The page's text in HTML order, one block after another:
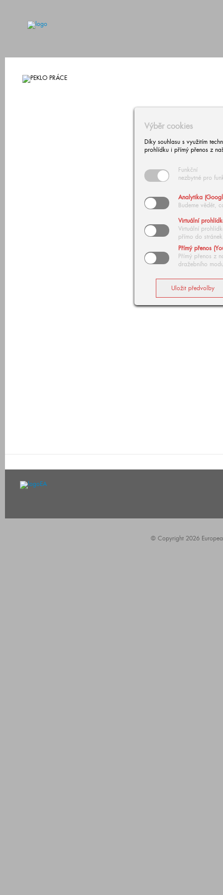
Výběr cookies
Díky souhlasu s využitím
prohlídku i přímý přenos z
Funkční
nezbytné pro
Analytika
Budeme vědět,
Virtuální
Virtuální
přímo do stránek
Přímý přenos
Přímý přenos z
dražebního
© Copyright 2026